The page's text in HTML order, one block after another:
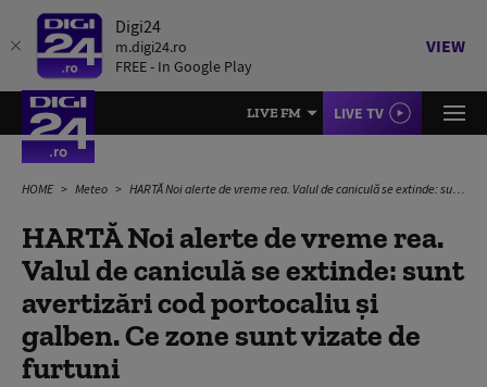
Digi24
m.digi24.ro
FREE - In Google Play
VIEW
LIVE FM LIVE TV
HOME Meteo HARTĂ Noi alerte de vreme rea. Valul de caniculă se extinde: sunt avertizări cod portocaliu și galben. Ce zone sunt vizate de furtuni
HARTĂ Noi alerte de vreme rea.
Valul de caniculă se extinde: sunt
avertizări cod portocaliu și
galben. Ce zone sunt vizate de
furtuni